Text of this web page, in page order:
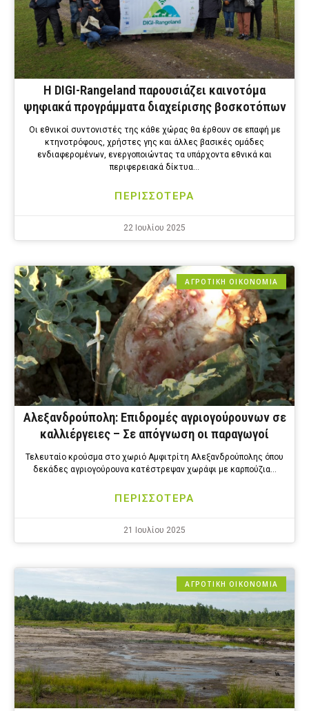
Η DIGI-Rangeland παρουσιάζει καινοτόμα
ψηφιακά προγράμματα διαχείρισης βοσκοτόπων
Οι εθνικοί συντονιστές της κάθε χώρας θα έρθουν σε επαφή με
κτηνοτρόφους, χρήστες γης και άλλες βασικές ομάδες
ενδιαφερομένων, ενεργοποιώντας τα υπάρχοντα εθνικά και
περιφερειακά δίκτυα…
ΠΕΡΙΣΣΟΤΕΡΑ
22 Ιουλίου 2025
ΑΓΡΟΤΙΚΗ ΟΙΚΟΝΟΜΙΑ
Αλεξανδρούπολη: Επιδρομές αγριογούρουνων σε
καλλιέργειες – Σε απόγνωση οι παραγωγοί
Τελευταίο κρούσμα στο χωριό Αμφιτρίτη Αλεξανδρούπολης όπου
δεκάδες αγριογούρουνα κατέστρεψαν χωράφι με καρπούζια…
ΠΕΡΙΣΣΟΤΕΡΑ
21 Ιουλίου 2025
ΑΓΡΟΤΙΚΗ ΟΙΚΟΝΟΜΙΑ